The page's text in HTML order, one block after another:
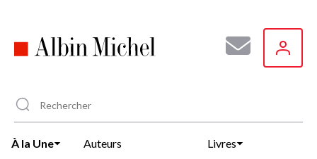
principal
À la Une Auteurs Livres